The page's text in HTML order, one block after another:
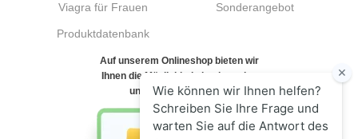
Viagra für Frauen Sonderangebot
Produktdatenbank
Auf unserem Onlineshop bieten wir
Ihnen die Möglichkeit, hochwertige
und billige generische